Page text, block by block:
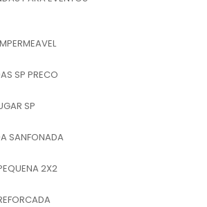
SP PRECO
SP
SANFONADA
2X2